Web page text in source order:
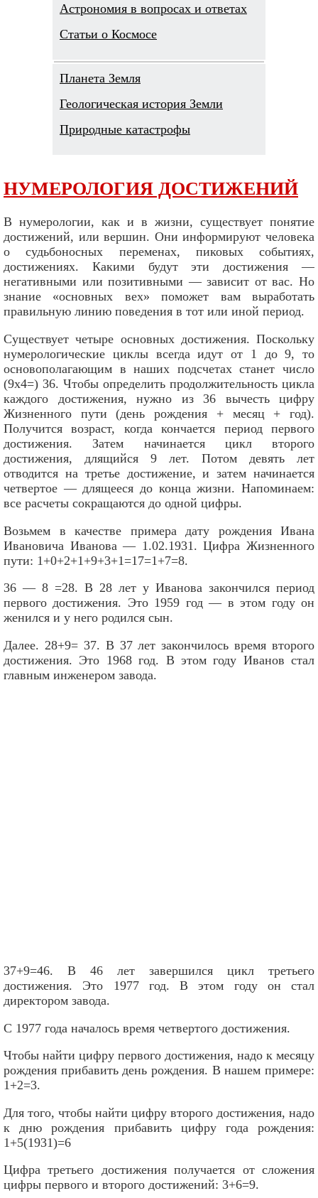
Астрономия в вопросах и ответах
Cтатьи о Космосе
Планета Земля
Геологическая история Земли
Природные катастрофы
НУМЕРОЛОГИЯ ДОСТИЖЕНИЙ
В нумерологии, как и в жизни, существует понятие
достижений, или вершин. Они информируют человека
о судьбоносных переменах, пиковых событиях,
достижениях. Какими будут эти достижения —
негативными или позитивными — зависит от вас. Но
знание «основных вех» поможет вам выработать
правильную линию поведения в тот или иной период.
Существует четыре основных достижения. Поскольку
нумерологические циклы всегда идут от 1 до 9, то
основополагающим в наших подсчетах станет число
(9х4=) 36. Чтобы определить продолжительность цикла
каждого достижения, нужно из 36 вычесть цифру
Жизненного пути (день рождения + месяц + год).
Получится возраст, когда кончается период первого
достижения. Затем начинается цикл второго
достижения, длящийся 9 лет. Потом девять лет
отводится на третье достижение, и затем начинается
четвертое — длящееся до конца жизни. Напоминаем:
все расчеты сокращаются до одной цифры.
Возьмем в качестве примера дату рождения Ивана
Ивановича Иванова — 1.02.1931. Цифра Жизненного
пути: 1+0+2+1+9+3+1=17=1+7=8.
36 — 8 =28. В 28 лет у Иванова закончился период
первого достижения. Это 1959 год — в этом году он
женился и у него родился сын.
Далее. 28+9= 37. В 37 лет закончилось время второго
достижения. Это 1968 год. В этом году Иванов стал
главным инженером завода.
37+9=46. В 46 лет завершился цикл третьего
достижения. Это 1977 год. В этом году он стал
директором завода.
С 1977 года началось время четвертого достижения.
Чтобы найти цифру первого достижения, надо к месяцу
рождения прибавить день рождения. В нашем примере:
1+2=3.
Для того, чтобы найти цифру второго достижения, надо
к дню рождения прибавить цифру года рождения:
1+5(1931)=6
Цифра третьего достижения получается от сложения
цифры первого и второго достижений: 3+6=9.